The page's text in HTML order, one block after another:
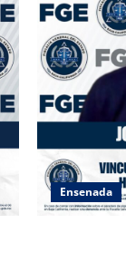
Ensenada